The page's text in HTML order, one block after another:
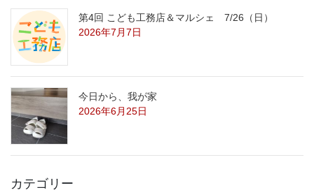
第4回 こども工務店＆マルシェ 7/26（日）
2026年7月7日
今日から、我が家
2026年6月25日
カテゴリー